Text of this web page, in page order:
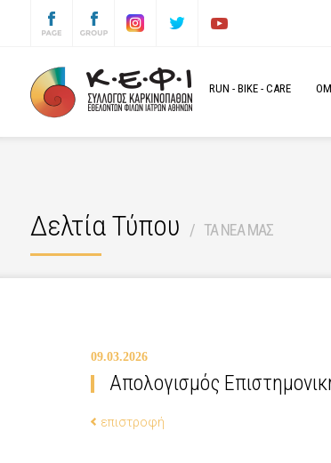
RUN - BIKE - CARE
Δελτία Τύπου ΤΑ ΝΕΑ ΜΑΣ
09.03.2026
Απολογισμός
επιστροφή